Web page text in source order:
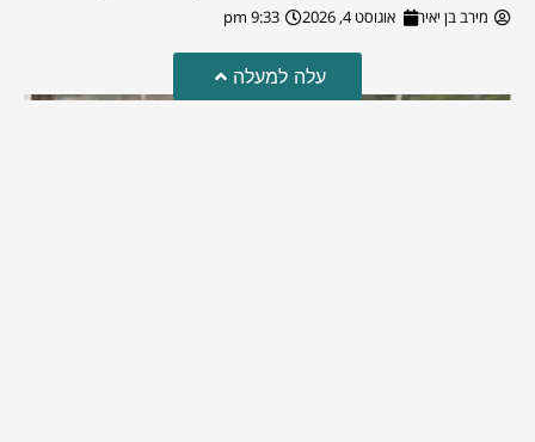
מירב בן יאיר אוגוסט 4, 2026 9:33 pm
עלה למעלה